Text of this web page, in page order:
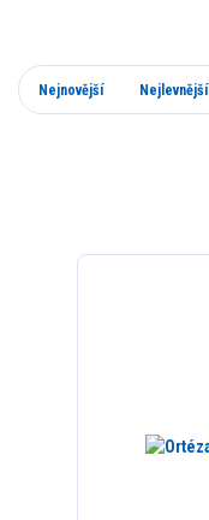
Nejnovější Nejlevnější